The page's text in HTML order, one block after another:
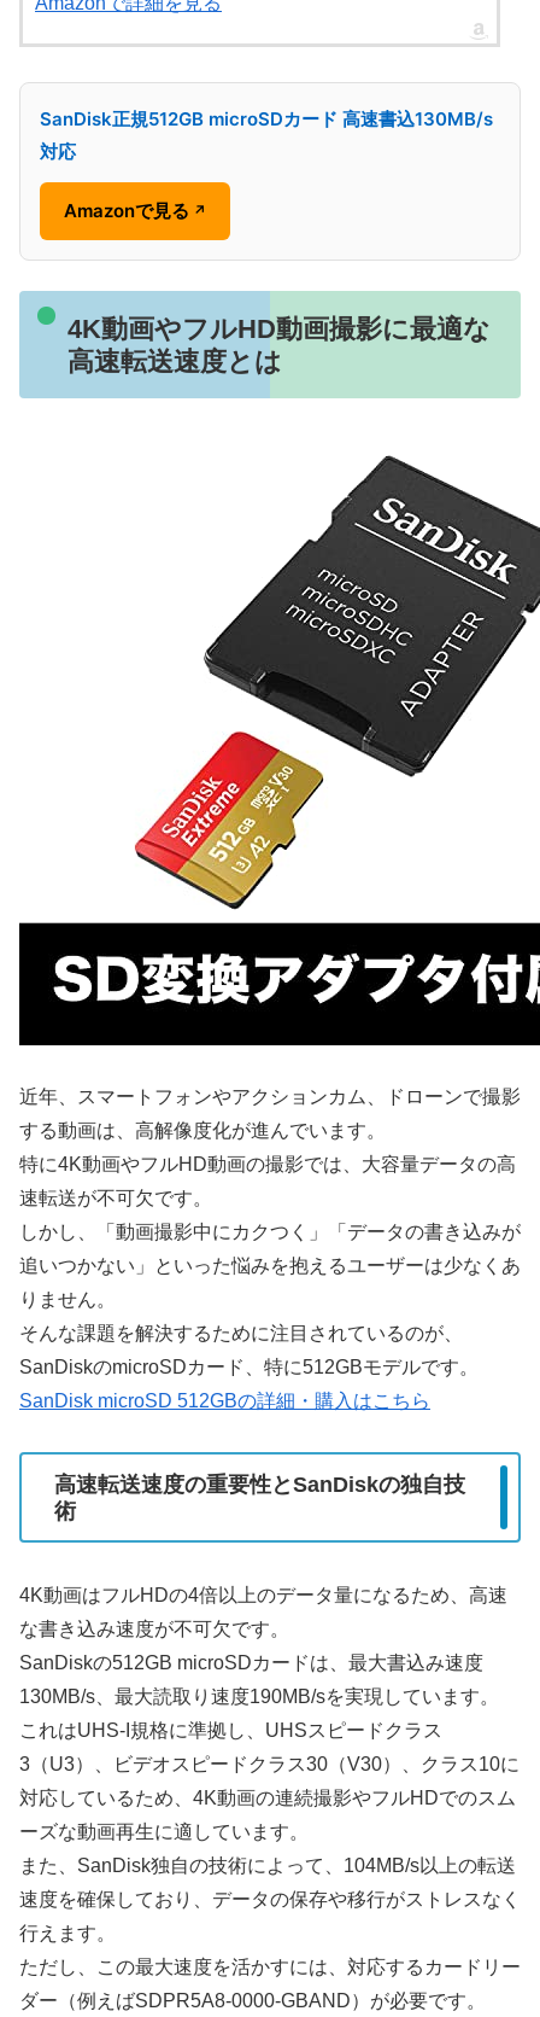
SanDisk正規512GB microSDカード 高速書込130MB/s
対応
Amazonで見る ↗
4K動画やフルHD動画撮影に最適な
高速転送速度とは
近年、スマートフォンやアクションカム、ドローンで撮影
する動画は、高解像度化が進んでいます。
特に4K動画やフルHD動画の撮影では、大容量データの高
速転送が不可欠です。
しかし、「動画撮影中にカクつく」「データの書き込みが
追いつかない」といった悩みを抱えるユーザーは少なくあ
りません。
そんな課題を解決するために注目されているのが、
SanDiskのmicroSDカード、特に512GBモデルです。
SanDisk microSD 512GBの詳細・購入はこちら
高速転送速度の重要性とSanDiskの独自技
術
4K動画はフルHDの4倍以上のデータ量になるため、高速
な書き込み速度が不可欠です。
SanDiskの512GB microSDカードは、最大書込み速度
130MB/s、最大読取り速度190MB/sを実現しています。
これはUHS-I規格に準拠し、UHSスピードクラス
3（U3）、ビデオスピードクラス30（V30）、クラス10に
対応しているため、4K動画の連続撮影やフルHDでのスム
ーズな動画再生に適しています。
また、SanDisk独自の技術によって、104MB/s以上の転送
速度を確保しており、データの保存や移行がストレスなく
行えます。
ただし、この最大速度を活かすには、対応するカードリー
ダー（例えばSDPR5A8-0000-GBAND）が必要です。